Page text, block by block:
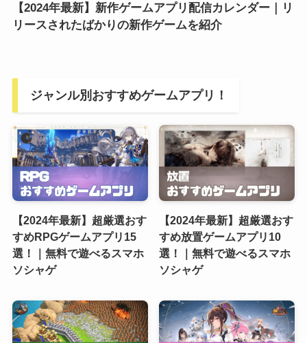
【2024年最新】新作ゲームアプリ配信カレンダー｜リ
リースされたばかりの新作ゲームを紹介
ジャンル別おすすめゲームアプリ！
【2024年最新】超厳選おす
すめRPGゲームアプリ15
選！｜無料で遊べるスマホ
ソシャゲ
【2024年最新】超厳選おす
すめ放置ゲームアプリ10
選！｜無料で遊べるスマホ
ソシャゲ